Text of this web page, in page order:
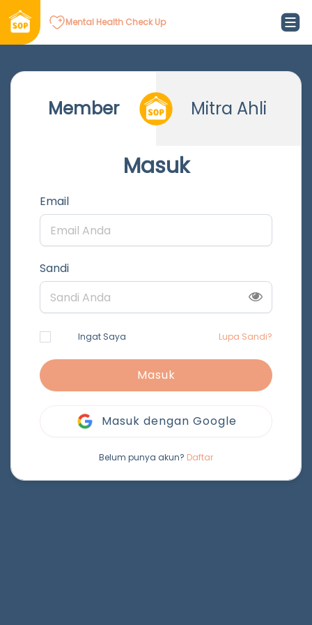
Mental Health Check Up
Member Mitra Ahli
Masuk
Email
Sandi
Ingat Saya Lupa Sandi?
Masuk
Masuk dengan Google
Belum punya akun? Daftar